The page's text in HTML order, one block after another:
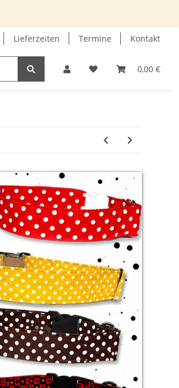
Lieferzeiten Termine Kontakt
0,00 €
INFOECKE